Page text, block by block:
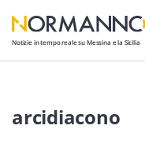
Notizie in tempo reale su Messina e la Sicilia
Attualità
arcidiacono